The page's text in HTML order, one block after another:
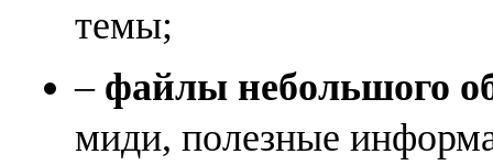
темы;
– файлы небольшого
миди, полезные